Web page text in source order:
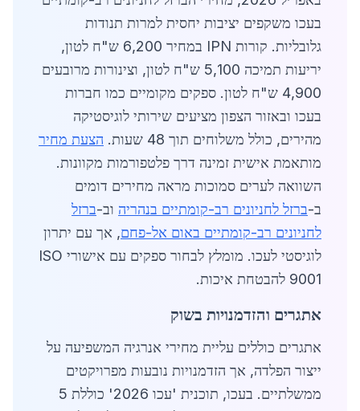
בעכו משקפים יציבות יחסית למרות תנודות
גלובליות. קורות IPN במחיר 6,200 ש"ח לטון,
יריעות תמיכה 5,100 ש"ח לטון, וצינורות מרובעים
4,900 ש"ח לטון. ספקים מקומיים כמו חברות
בעכו ובאזור הצפון מציעים שירותי לוגיסטיקה
מהירים, כולל משלוחים תוך 48 שעות.
הצעת מחיר
מותאמת אישית זמינה דרך פלטפורמות מקוונות.
השוואה לערים סמוכות מראה מחירים דומים
ב-ברזל לחניונים רב-קומתיים בנהריה וב-ברזל
לחניונים רב-קומתיים באום אל-פחם, אך עם יתרון
לוגיסטי לעכו. מומלץ לבחור ספקים עם אישורי ISO
9001 להבטחת איכות.
אתגרים והזדמנויות בשוק
אתגרים כוללים עליית מחירי אנרגיה המשפיעה על
ייצור הפלדה, אך הזדמנויות נובעות מפרויקטים
ממשלתיים. בעכו, תוכנית 'עכו 2026' כוללת 5